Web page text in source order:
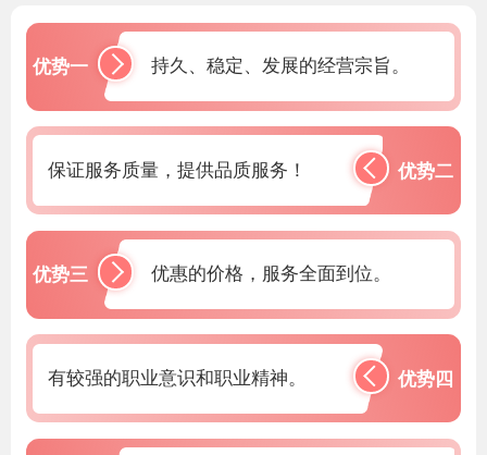
优势一 持久、稳定、发展的经营宗旨。
优势二
保证服务质量，提供品质服务！
优势三 优惠的价格，服务全面到位。
优势四
有较强的职业意识和职业精神。